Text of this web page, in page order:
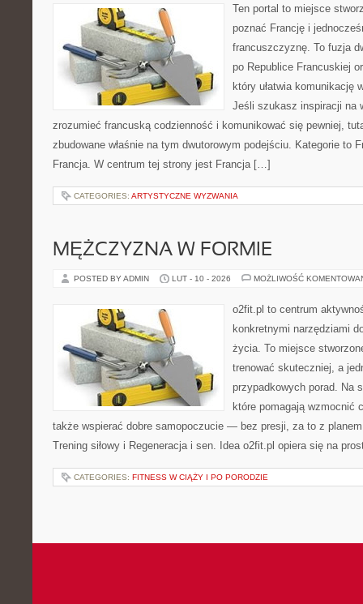
Ten portal to miejsce
poznać Francję i
francuszczyznę. To fuzja
po Republice Francuskiej
który ułatwia komunikację
Jeśli szukasz inspiracji na
zrozumieć francuską codzienność i komunikować się pewniej,
zbudowane właśnie na tym dwutorowym podejściu. Kategorie to
Francja. W centrum tej strony jest Francja […]
CATEGORIES: ARTYSTYCZNE WYZWANIA
MĘŻCZYZNA W FORMIE
POSTED BY ADMIN LUT - 10 - 2026 MOŻLIWOŚĆ
o2fit.pl to centrum
konkretnymi narzędziami
życia. To miejsce
trenować skuteczniej, a
przypadkowych porad. Na
które pomagają wzmocnić
także wspierać dobre samopoczucie — bez presji, za to z
Trening siłowy i Regeneracja i sen. Idea o2fit.pl opiera się na
CATEGORIES: FITNESS W CIĄŻY I PO PORODZIE